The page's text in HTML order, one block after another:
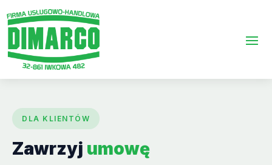
DLA KLIENTÓW
Zawrzyj umowę